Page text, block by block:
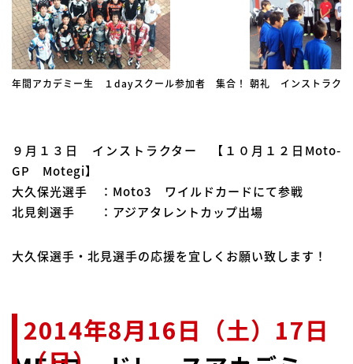
年間アカデミー生 １dayスクール参加者 集合！ 朝礼 インストラクタ
９月１３日 インストラクター 【１０月１２日Moto-
GP Motegi】
大久保光選手 ：Moto3 ワイルドカードにて参戦
北見剣選手 ：アジアタレントカップ出場
大久保選手・北見選手の応援を宜しくお願い致します！
2014年8月16日（土）17日